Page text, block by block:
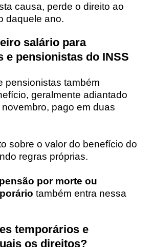
causa, perde o direito ao
daquele ano.
salário para
e pensionistas do INSS
pensionistas também
geralmente adiantado
pago em duas
sobre o valor do benefício do
regras próprias.
pensão por morte ou
também entra nessa
temporários e
os direitos?